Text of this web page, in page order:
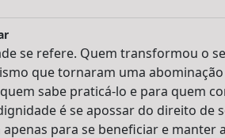
se refere. Quem transformou o
que tornaram uma
sabe praticá-lo e para quem
é se apossar do direito
para se beneficiar e manter